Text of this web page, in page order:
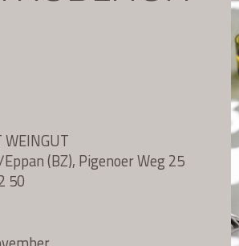
WEINGUT
(BZ), Pigenoer Weg 25
50